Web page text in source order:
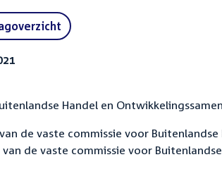
Handel en
de vaste commissie voor
de vaste commissie voor